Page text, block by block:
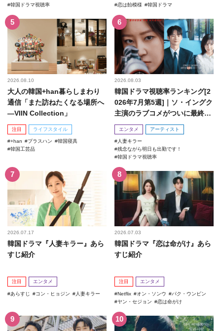
韓国ドラマ視聴率
恋は飴模様
韓国ドラマ
2026.08.10
大人の韓国+han暮らしまわり
通信「また訪ねたくなる場所へ
―VIIN Collection」
注目 ライフスタイル
+han プラスハン
韓国寝具
韓国工芸品
2026.08.03
韓国ドラマ視聴率ランキング[2
026年7月第5週]｜ソ・イングク
主演のラブコメがついに最終
回！
エンタメ アーティスト
人妻キラー
残念ながら明日も出勤です！
韓国ドラマ視聴率
2026.07.17
韓国ドラマ『人妻キラー』あら
すじ紹介
注目 エンタメ
あらすじ コン・ヒョジン 人妻キラー
2026.07.03
韓国ドラマ『恋は命がけ』あら
すじ紹介
注目 エンタメ
Netflix オン・ソンウ
パク・ウンビン
ヤン・セジョン
恋は命がけ